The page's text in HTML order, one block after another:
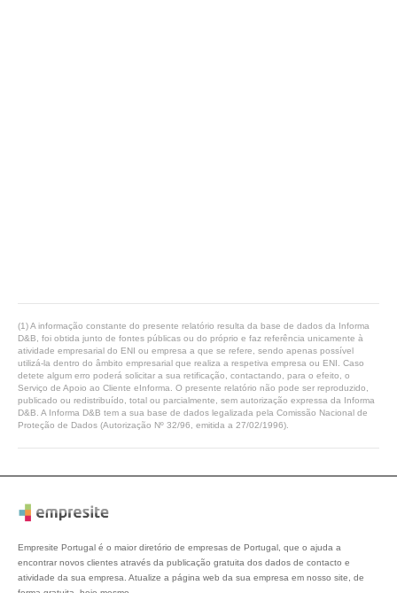
(1) A informação constante do presente relatório resulta da base de dados da Informa
D&B, foi obtida junto de fontes públicas ou do próprio e faz referência unicamente à
atividade empresarial do ENI ou empresa a que se refere, sendo apenas possível
utilizá-la dentro do âmbito empresarial que realiza a respetiva empresa ou ENI. Caso
detete algum erro poderá solicitar a sua retificação, contactando, para o efeito, o
Serviço de Apoio ao Cliente eInforma. O presente relatório não pode ser reproduzido,
publicado ou redistribuído, total ou parcialmente, sem autorização expressa da Informa
D&B. A Informa D&B tem a sua base de dados legalizada pela Comissão Nacional de
Proteção de Dados (Autorização Nº 32/96, emitida a 27/02/1996).
Empresite Portugal é o maior diretório de empresas de Portugal, que o ajuda a
encontrar novos clientes através da publicação gratuita dos dados de contacto e
atividade da sua empresa. Atualize a página web da sua empresa em nosso site, de